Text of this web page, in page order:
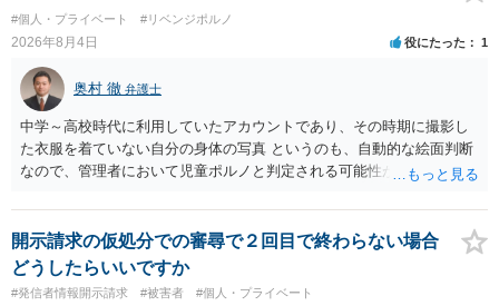
#個人・プライベート #リベンジポルノ
2026年8月4日 役にたった 1
奥村 徹 弁護士
中学～高校時代に利用していたアカウントであり、その時期に撮影し
た衣服を着ていない自分の身体の写真 というのも、自動的な絵面判断
なので、管理者において児童ポルノと判定される可能性があります。
開示請求の仮処分での審尋で２回目で終わらない場合
どうしたらいいですか
#発信者情報開示請求 #被害者 #個人・プライベート